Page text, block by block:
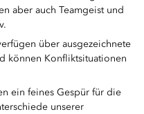
aber auch Teamgeist und
über ausgezeichnete
können Konfliktsituationen
ein feines Gespür für die
unserer